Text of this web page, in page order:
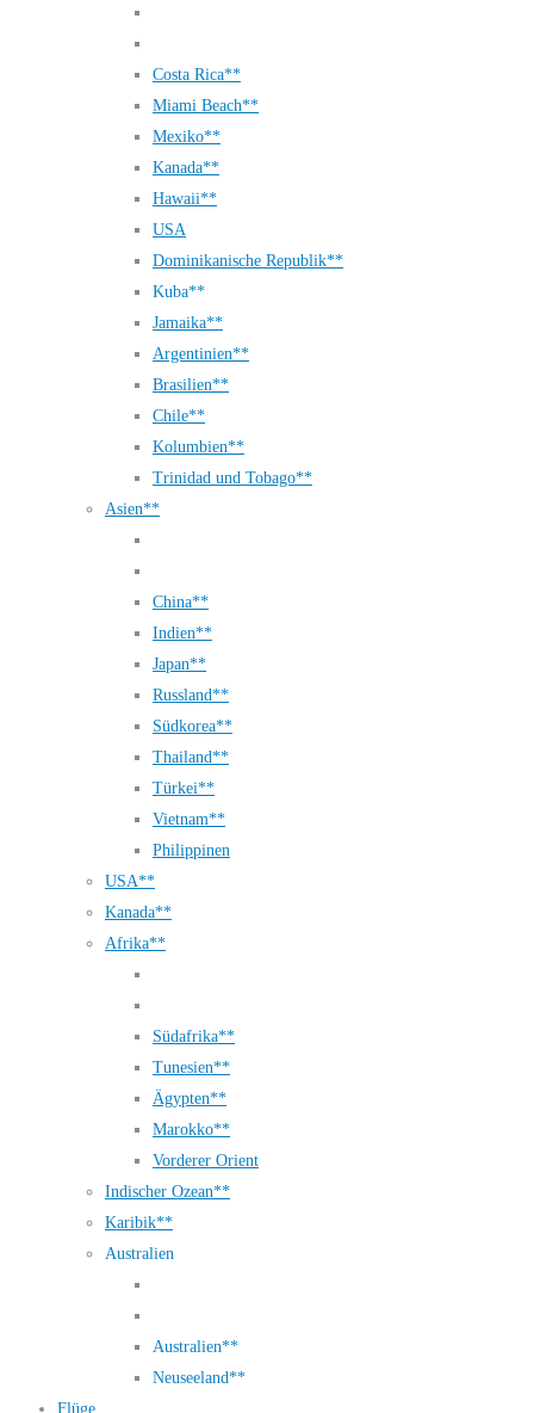
Costa Rica**
Miami Beach**
Mexiko**
Kanada**
Hawaii**
USA
Dominikanische Republik**
Kuba**
Jamaika**
Argentinien**
Brasilien**
Chile**
Kolumbien**
Trinidad und Tobago**
Asien**
China**
Indien**
Japan**
Russland**
Südkorea**
Thailand**
Türkei**
Vietnam**
Philippinen
USA**
Kanada**
Afrika**
Südafrika**
Tunesien**
Ägypten**
Marokko**
Vorderer Orient
Indischer Ozean**
Karibik**
Australien
Australien**
Neuseeland**
Flüge